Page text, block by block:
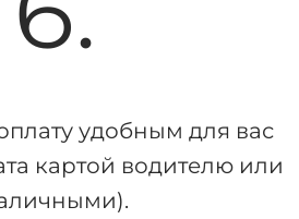
удобным для вас
картой водителю или